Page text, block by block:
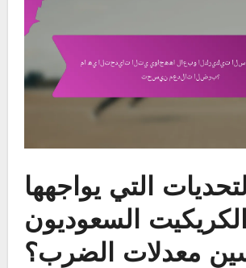
التي يواجهها
الكريكيت السعوديون
معدلات الضرب؟